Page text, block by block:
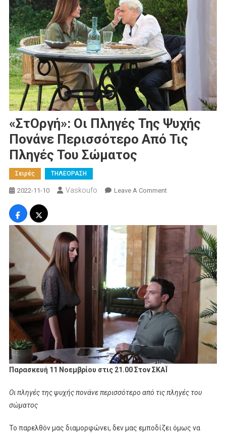
«στΟργή»: Οι Πληγές Της Ψυχής
Πονάνε Περισσότερο Από Τις
Πληγές Του Σώματος
Σειρές ΤΗΛΕΟΡΑΣΗ
2022-11-10 Vaskoufo Leave A CommentOn
Πληγές
Ψυχής
Πονάνε
Περισσότερο
Από
Τις
Πληγές
Του
Σώματος
Παρασκευή 11 Νοεμβρίου στις 21.00Στον ΣΚΑΪ
Οι πληγές της ψυχής πονάνε περισσότερο από τις πληγές του
σώματος
Το παρελθόν μας διαμορφώνει, δεν μας εμποδίζει όμως να